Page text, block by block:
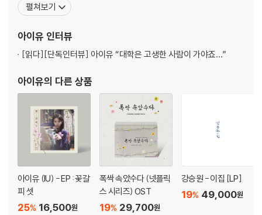
한다.
3. Shh.. (Feat. 혜인(HYEIN), 조원선 & Special Narr. 패티김)
'이것은 단순 우정 얘기가 아니다.
단순 사랑 이야기도 아니다.
그녀와 나 사이엔 좀 더 복잡한 게 있었다.'
매번 나를 이기는 이름들.
내 마음에서 유행 타지 않는 이름들.
나를 지금의 나로 안내해 준,
내 안 어딘가 날 구성하는 이름들.
오래도록 특별하고 복잡할 그녀들에게. /
았으며, 아이유가 직접 작사, 작곡에 참여하면서 아티스트로서의 성
펼쳐보기
아이유 인터뷰
[읽다][단독인터뷰] 아이유 “대학은 고생한 사람이 가야죠…”
아이유의 다른 상품
아이유 (IU) - EP : 꽃갈
피 셋
16,500원
25%
폭싹 속았수다 (넷플릭
스 시리즈) OST
29,700원
19%
강승원 - 이집 [LP]
49,000원
19%